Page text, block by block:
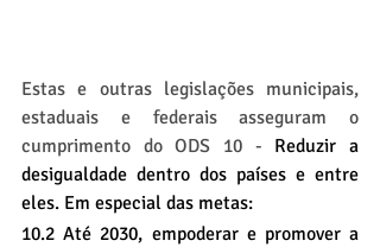
Estas e outras legislações municipais,
estaduais e federais asseguram o
cumprimento do ODS 10 - Reduzir a
desigualdade dentro dos países e entre
eles. Em especial das metas:
10.2 Até 2030, empoderar e promover a